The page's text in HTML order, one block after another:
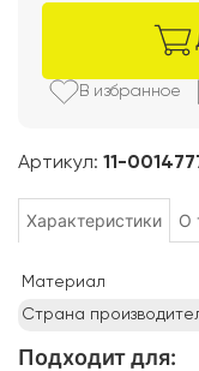
Артикул: 11-
В избранное
Характеристики О
Материал
Страна
Подходит для: